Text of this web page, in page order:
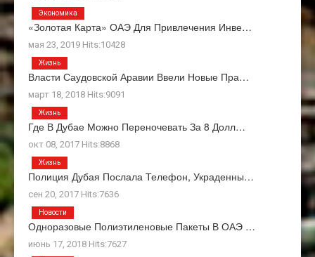
«Золотая Карта» ОАЭ Для Привлечения Инве…
мая 23, 2019 Hits:10428
Экономика
Власти Саудовской Аравии Ввели Новые Пра…
март 18, 2018 Hits:9091
Жизнь
Где В Дубае Можно Переночевать За 8 Долл…
окт 08, 2017 Hits:8868
Жизнь
Полиция Дубая Послала Телефон, Украденны…
сен 20, 2017 Hits:7636
Жизнь
Одноразовые Полиэтиленовые Пакеты В ОАЭ …
июнь 17, 2018 Hits:7627
Новости